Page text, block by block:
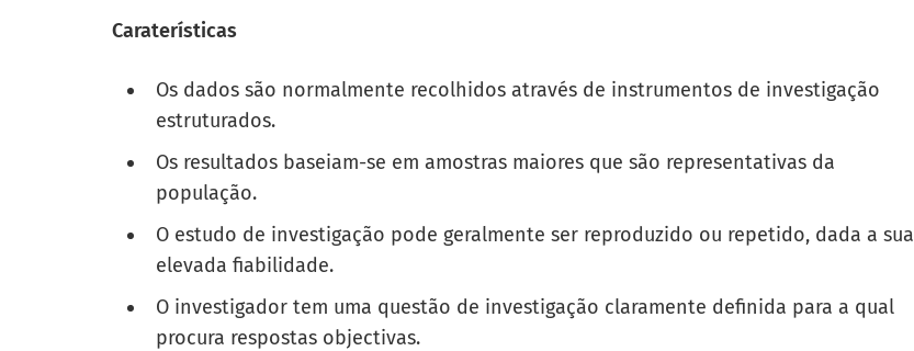
Caraterísticas
Os dados são normalmente recolhidos através de instrumentos de investigação
estruturados.
Os resultados baseiam-se em amostras maiores que são representativas da
população.
O estudo de investigação pode geralmente ser reproduzido ou repetido, dada a sua
elevada fiabilidade.
O investigador tem uma questão de investigação claramente definida para a qual
procura respostas objectivas.